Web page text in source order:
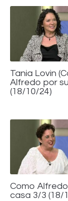
Tania Lovin
Alfredo por
(18/10/24)
Como
casa 3/3 (18/